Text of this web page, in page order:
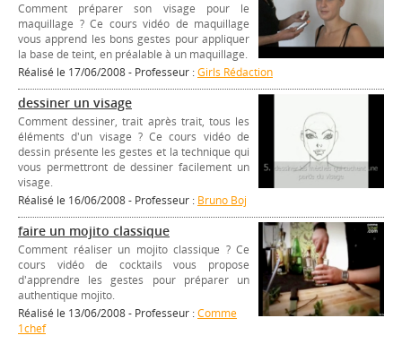
Comment préparer son visage pour le
maquillage ? Ce cours vidéo de maquillage
vous apprend les bons gestes pour appliquer
la base de teint, en préalable à un maquillage.
Réalisé le 17/06/2008 - Professeur :Girls Rédaction
dessiner un visage
Comment dessiner, trait après trait, tous les
éléments d'un visage ? Ce cours vidéo de
dessin présente les gestes et la technique qui
vous permettront de dessiner facilement un
visage.
Réalisé le 16/06/2008 - Professeur : Bruno Boj
faire un mojito classique
Comment réaliser un mojito classique ? Ce
cours vidéo de cocktails vous propose
d'apprendre les gestes pour préparer un
authentique mojito.
Réalisé le 13/06/2008 - Professeur :Comme
1chef